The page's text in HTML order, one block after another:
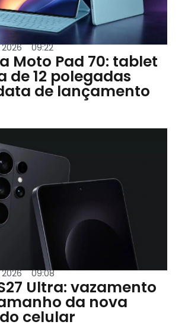
09:22
Moto Pad 70: tablet
de 12 polegadas
de lançamento
09:08
Ultra: vazamento
da nova
celular